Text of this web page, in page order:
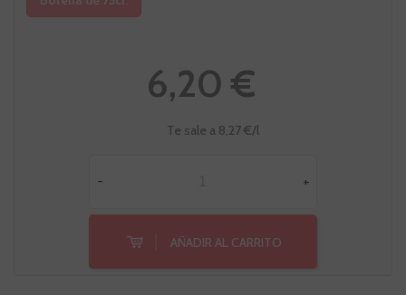
6,20 €
Te sale a 8,27 €/l
- +
AÑADIR AL CARRITO